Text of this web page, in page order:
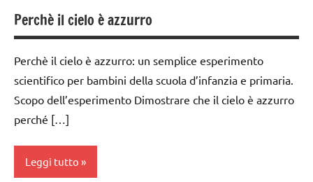
TUTTI GLI
ARTICOLI
GUIDA
DIDATTICA
scienze:
corpo
TUTTI GLI
ARGOMENTI
classe
5a
dai
6
ESPERIMENTI
ESPERIMENTI
classe
1a
classe
2a
classe
3a
4a
Perchè il cielo è azzurro
Perchè il cielo è azzurro: un semplice esperimento
scientifico per bambini della scuola d’infanzia e primaria.
Scopo dell’esperimento Dimostrare che il cielo è azzurro
perché […]
Leggi tutto